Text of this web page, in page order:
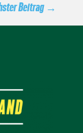
Beitrag→